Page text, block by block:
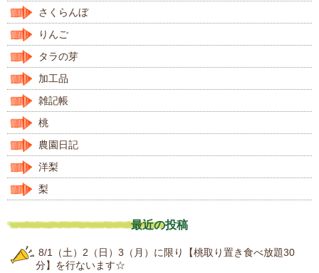
さくらんぼ
りんご
タラの芽
加工品
雑記帳
桃
農園日記
洋梨
梨
最近の投稿
8/1（土）2（日）3（月）に限り【桃取り置き食べ放題30
分】を行ないます☆